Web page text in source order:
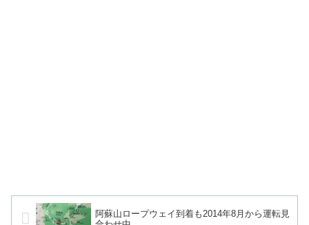
阿蘇山ロープウェイ到着も2014年8月から運転見